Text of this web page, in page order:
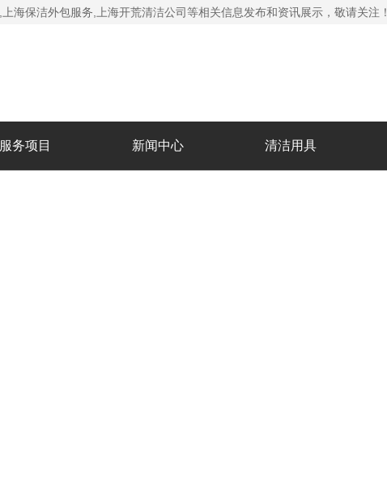
,上海保洁外包服务,上海开荒清洁公司等相关信息发布和资讯展示，敬请关注！
服务项目 新闻中心 清洁用具